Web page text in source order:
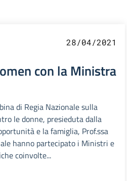
28/04/2021
con la Ministra
di Regia Nazionale sulla
le donne, presieduta dalla
e la famiglia, Prof.ssa
hanno partecipato i Ministri e
coinvolte...